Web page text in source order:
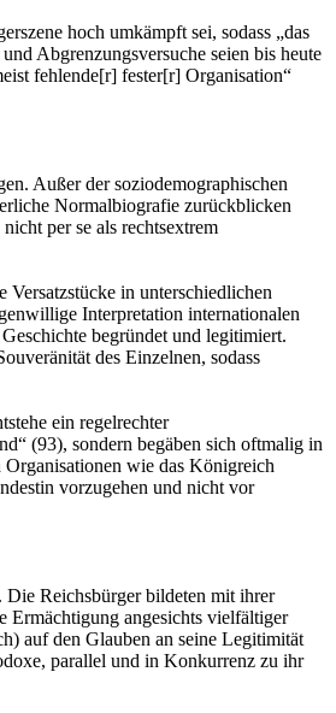
hoch umkämpft sei, sodass „das
Abgrenzungsversuche seien bis heute
fehlende[r] fester[r] Organisation“
Außer der soziodemographischen
Normalbiografie zurückblicken
per se als rechtsextrem
in unterschiedlichen
Interpretation internationalen
begründet und legitimiert.
des Einzelnen, sodass
ein regelrechter
(93), sondern begäben sich oftmalig in
Organisationen wie das Königreich
vorzugehen und nicht vor
Die Reichsbürger bildeten mit ihrer
Ermächtigung angesichts vielfältiger
auf den Glauben an seine Legitimität
parallel und in Konkurrenz zu ihr